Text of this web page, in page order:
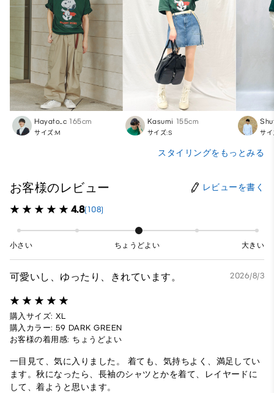
Hayato_c 165cm
サイズ:M
Kasumi 155cm
サイズ:S サ
スタイリングをもっとみる
お客様のレビュー レビューを書く
4.8(108)
小さい ちょうどよい 大きい
可愛いし、ゆったり、きれています。 2026/8/3
購入サイズ: XL
購入カラー: 59 DARK GREEN
お客様の着用感: ちょうどよい
一目見て、気に入りました。 着ても、気持ちよく、満足してい
ます。秋になったら、長袖のシャツとかを着て、レイヤードに
して、着ようと思います。